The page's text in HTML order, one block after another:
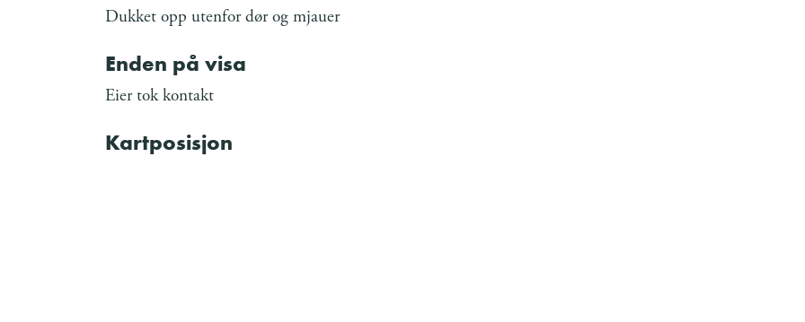
Dukket opp utenfor dør og mjauer
Enden på visa
Eier tok kontakt
Kartposisjon